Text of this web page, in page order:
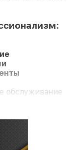
обслуживание